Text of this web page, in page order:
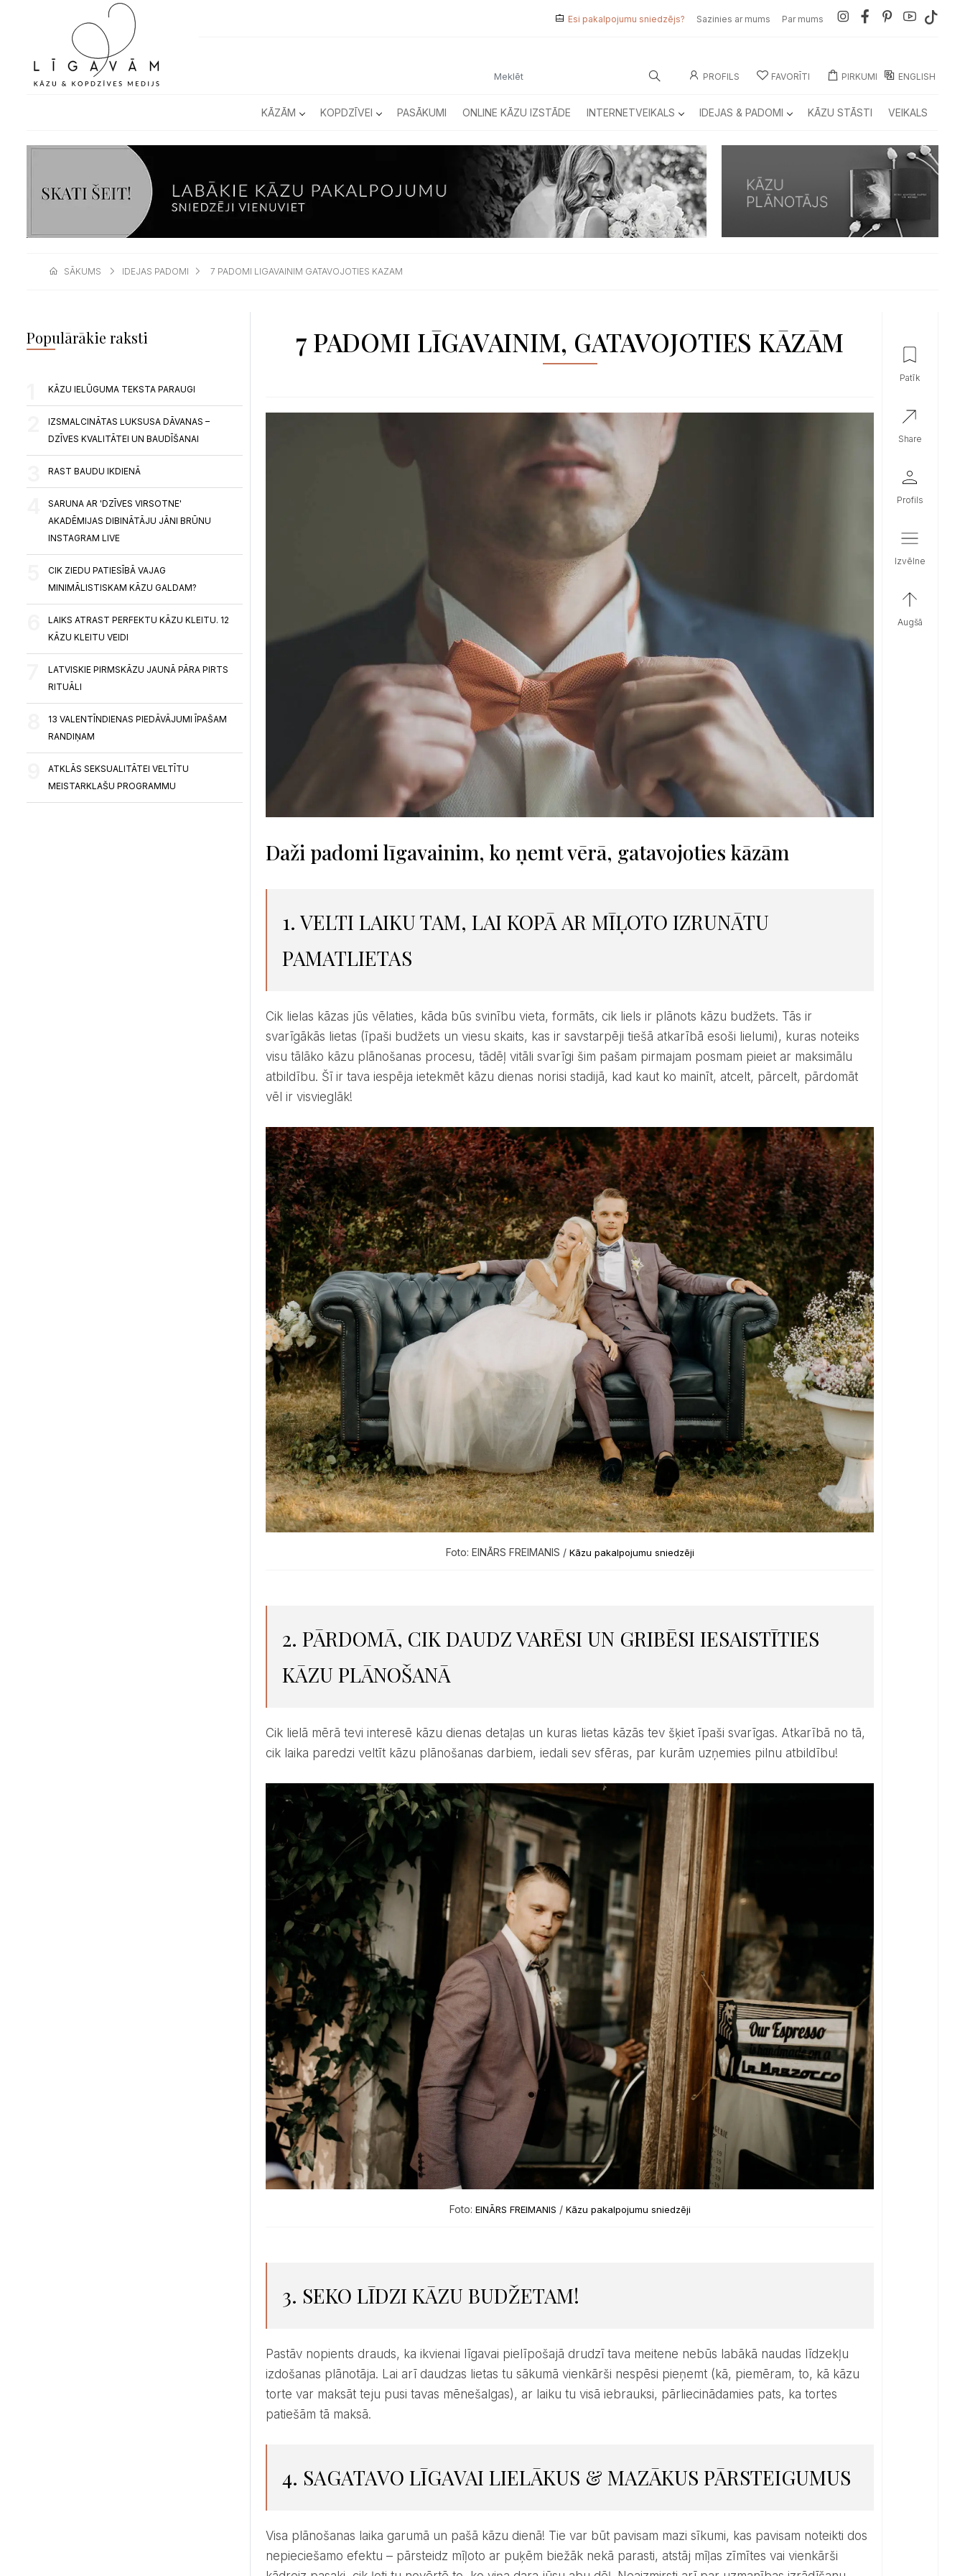
Esi pakalpojumu sniedzējs? Sazinies ar mums Par mums
PROFILS FAVORĪTI PIRKUMI ENGLISH
KĀZĀM KOPDZĪVEI PASĀKUMI ONLINE KĀZU IZSTĀDE INTERNETVEIKALS IDEJAS & PADOMI KĀZU STĀSTI VEIKALS
SĀKUMS IDEJAS PADOMI 7 PADOMI LIGAVAINIM GATAVOJOTIES KAZAM
Populārākie raksti
KĀZU IELŪGUMA TEKSTA PARAUGI
IZSMALCINĀTAS LUKSUSA DĀVANAS –
DZĪVES KVALITĀTEI UN BAUDĪŠANAI
RAST BAUDU IKDIENĀ
SARUNA AR 'DZĪVES VIRSOTNE'
AKADĒMIJAS DIBINĀTĀJU JĀNI BRŪNU
INSTAGRAM LIVE
CIK ZIEDU PATIESĪBĀ VAJAG
MINIMĀLISTISKAM KĀZU GALDAM?
LAIKS ATRAST PERFEKTU KĀZU KLEITU. 12
KĀZU KLEITU VEIDI
LATVISKIE PIRMSKĀZU JAUNĀ PĀRA PIRTS
RITUĀLI
13 VALENTĪNDIENAS PIEDĀVĀJUMI ĪPAŠAM
RANDIŅAM
ATKLĀS SEKSUALITĀTEI VELTĪTU
MEISTARKLAŠU PROGRAMMU
7 PADOMI LĪGAVAINIM, GATAVOJOTIES KĀZĀM
Daži padomi līgavainim, ko ņemt vērā, gatavojoties kāzām
1. VELTI LAIKU TAM, LAI KOPĀ AR MĪĻOTO IZRUNĀTU
PAMATLIETAS
Cik lielas kāzas jūs vēlaties, kāda būs svinību vieta, formāts, cik liels ir plānots kāzu budžets. Tās ir
svarīgākās lietas (īpaši budžets un viesu skaits, kas ir savstarpēji tiešā atkarībā esoši lielumi), kuras noteiks
visu tālāko kāzu plānošanas procesu, tādēļ vitāli svarīgi šim pašam pirmajam posmam pieiet ar maksimālu
atbildību. Šī ir tava iespēja ietekmēt kāzu dienas norisi stadijā, kad kaut ko mainīt, atcelt, pārcelt, pārdomāt
vēl ir visvieglāk!
Foto: EINĀRS FREIMANIS / Kāzu pakalpojumu sniedzēji
2. PĀRDOMĀ, CIK DAUDZ VARĒSI UN GRIBĒSI IESAISTĪTIES
KĀZU PLĀNOŠANĀ
Cik lielā mērā tevi interesē kāzu dienas detaļas un kuras lietas kāzās tev šķiet īpaši svarīgas. Atkarībā no tā,
cik laika paredzi veltīt kāzu plānošanas darbiem, iedali sev sfēras, par kurām uzņemies pilnu atbildību!
Foto: EINĀRS FREIMANIS / Kāzu pakalpojumu sniedzēji
3. SEKO LĪDZI KĀZU BUDŽETAM!
Pastāv nopients drauds, ka ikvienai līgavai pielīpošajā drudzī tava meitene nebūs labākā naudas līdzekļu
izdošanas plānotāja. Lai arī daudzas lietas tu sākumā vienkārši nespēsi pieņemt (kā, piemēram, to, kā kāzu
torte var maksāt teju pusi tavas mēnešalgas), ar laiku tu visā iebrauksi, pārliecinādamies pats, ka tortes
patiešām tā maksā.
4. SAGATAVO LĪGAVAI LIELĀKUS & MAZĀKUS PĀRSTEIGUMUS
Visa plānošanas laika garumā un pašā kāzu dienā! Tie var būt pavisam mazi sīkumi, kas pavisam noteikti dos
nepieciešamo efektu – pārsteidz mīļoto ar puķēm biežāk nekā parasti, atstāj mīļas zīmītes vai vienkārši
patīk
share
profils
izvēlne
augšā